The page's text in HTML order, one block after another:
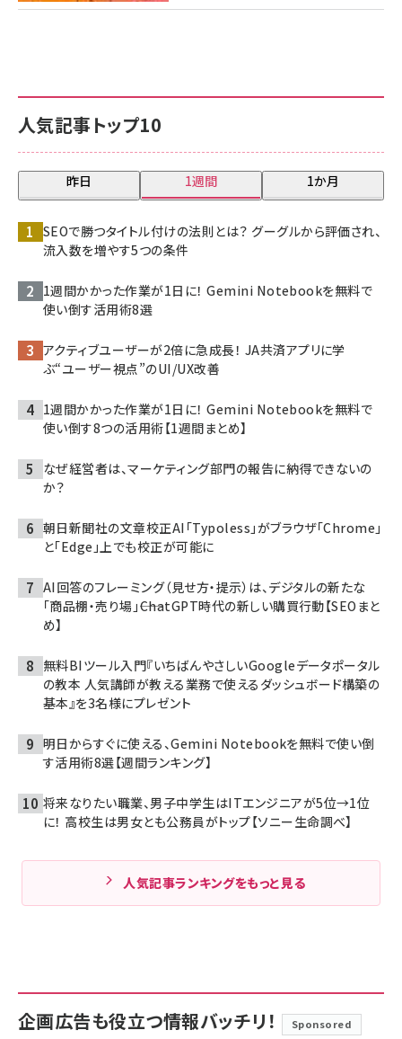
人気記事トップ10
昨日 1週間 1か月
SEOで勝つタイトル付けの法則とは？ グーグルから評価され、
流入数を増やす5つの条件
1週間かかった作業が1日に！ Gemini Notebookを無料で
使い倒す活用術8選
アクティブユーザーが2倍に急成長！ JA共済アプリに学
ぶ“ユーザー視点”のUI/UX改善
1週間かかった作業が1日に！ Gemini Notebookを無料で
使い倒す8つの活用術【1週間まとめ】
なぜ経営者は、マーケティング部門の報告に納得できないの
か？
朝日新聞社の文章校正AI「Typoless」がブラウザ「Chrome」
と「Edge」上でも校正が可能に
AI回答のフレーミング（見せ方・提示）は、デジタルの新たな
「商品棚・売り場」――ChatGPT時代の新しい購買行動【SEOまと
め】
無料BIツール入門『いちばんやさしいGoogleデータポータル
の教本 人気講師が教える業務で使えるダッシュボード構築の
基本』を3名様にプレゼント
明日からすぐに使える、Gemini Notebookを無料で使い倒
す活用術8選【週間ランキング】
将来なりたい職業、男子中学生はITエンジニアが5位→1位
に！ 高校生は男女とも公務員がトップ【ソニー生命調べ】
人気記事ランキングをもっと見る
企画広告も役立つ情報バッチリ！ Sponsored